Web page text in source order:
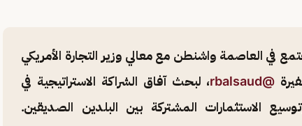
في العاصمة واشنطن مع معالي وزير التجارة الأمريكي
@rbalsaud
، لبحث آفاق الشراكة الاستراتيجية في
الاستثمارات المشتركة بين البلدين الصديقين.